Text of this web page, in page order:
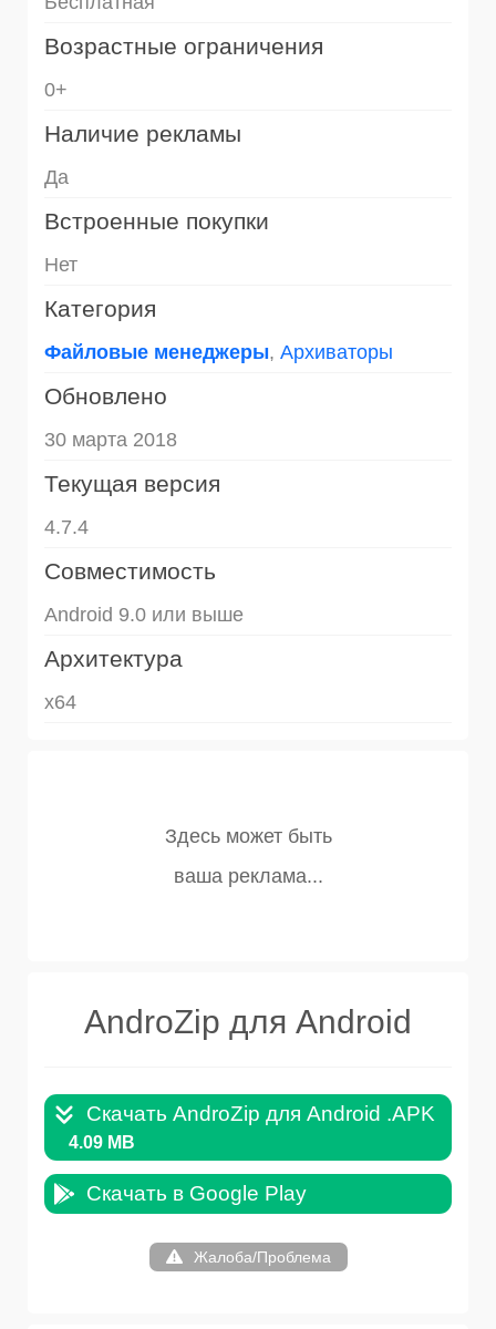
Возрастные ограничения
0+
Наличие рекламы
Да
Встроенные покупки
Нет
Категория
Файловые менеджеры, Архиваторы
Обновлено
30 марта 2018
Текущая версия
4.7.4
Совместимость
Android 9.0 или выше
Архитектура
x64
AndroZip для Android
Скачать AndroZip для Android .APK
4.09 MB
Скачать в Google Play
Жалоба/Проблема